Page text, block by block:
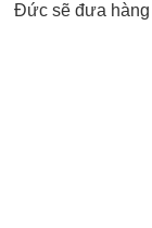
Đức sẽ đưa hàng